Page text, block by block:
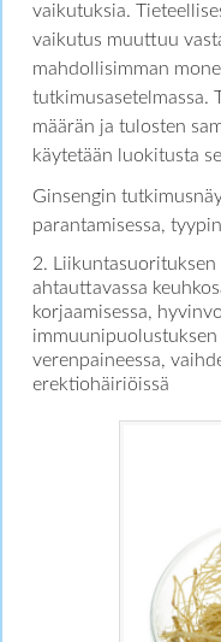
vaikutuksia.
vaikutus muuttuu
mahdollisimman
tutkimusasetelmassa.
määrän ja tulosten
käytetään luokitusta
Ginsengin
parantamisessa,
2. Liikuntasuorituksen
ahtauttavassa
korjaamisessa,
immuunipuolustuksen
verenpaineessa,
erektiohäiriöissä